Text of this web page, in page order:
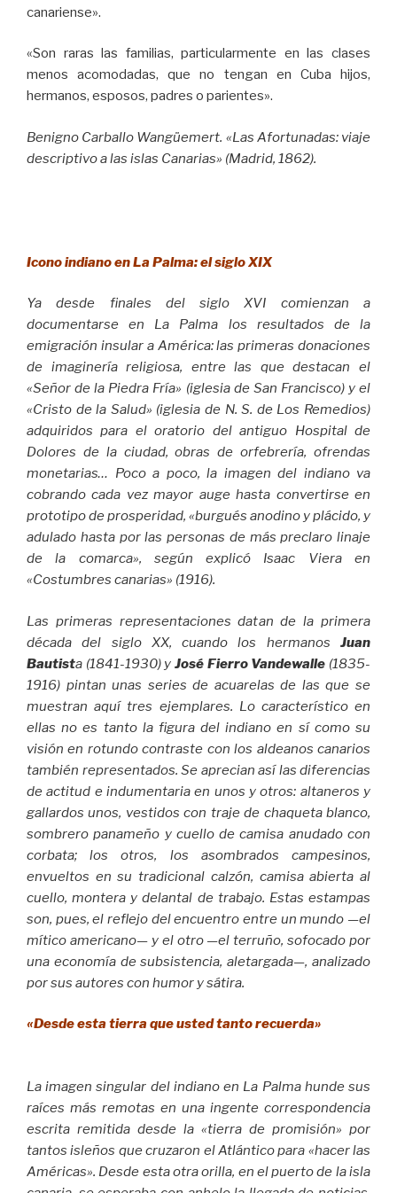
canariense».
«Son raras las familias, particularmente en las clases
menos acomodadas, que no tengan en Cuba hijos,
hermanos, esposos, padres o parientes».
Benigno Carballo Wangüemert. «Las Afortunadas: viaje
descriptivo a las islas Canarias» (Madrid, 1862).
Icono indiano en La Palma: el siglo XIX
Ya desde finales del siglo XVI comienzan a
documentarse en La Palma los resultados de la
emigración insular a América: las primeras donaciones
de imaginería religiosa, entre las que destacan el
«Señor de la Piedra Fría» (iglesia de San Francisco) y el
«Cristo de la Salud» (iglesia de N. S. de Los Remedios)
adquiridos para el oratorio del antiguo Hospital de
Dolores de la ciudad, obras de orfebrería, ofrendas
monetarias… Poco a poco, la imagen del indiano va
cobrando cada vez mayor auge hasta convertirse en
prototipo de prosperidad, «burgués anodino y plácido, y
adulado hasta por las personas de más preclaro linaje
de la comarca», según explicó Isaac Viera en
«Costumbres canarias» (1916).
Las primeras representaciones datan de la primera
década del siglo XX, cuando los hermanos Juan
Bautista (1841-1930) y José Fierro Vandewalle (1835-
1916) pintan unas series de acuarelas de las que se
muestran aquí tres ejemplares. Lo característico en
ellas no es tanto la figura del indiano en sí como su
visión en rotundo contraste con los aldeanos canarios
también representados. Se aprecian así las diferencias
de actitud e indumentaria en unos y otros: altaneros y
gallardos unos, vestidos con traje de chaqueta blanco,
sombrero panameño y cuello de camisa anudado con
corbata; los otros, los asombrados campesinos,
envueltos en su tradicional calzón, camisa abierta al
cuello, montera y delantal de trabajo. Estas estampas
son, pues, el reflejo del encuentro entre un mundo —el
mítico americano— y el otro —el terruño, sofocado por
una economía de subsistencia, aletargada—, analizado
por sus autores con humor y sátira.
«Desde esta tierra que usted tanto recuerda»
La imagen singular del indiano en La Palma hunde sus
raíces más remotas en una ingente correspondencia
escrita remitida desde la «tierra de promisión» por
tantos isleños que cruzaron el Atlántico para «hacer las
Américas». Desde esta otra orilla, en el puerto de la isla